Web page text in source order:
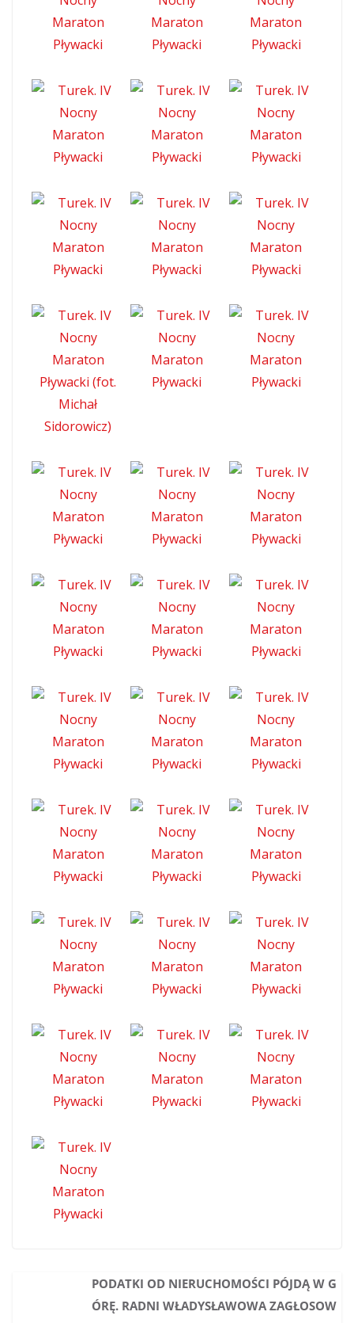
PODATKI OD NIERUCHOMOŚCI PÓJDĄ W G
ÓRĘ. RADNI WŁADYSŁAWOWA ZAGŁOSOW